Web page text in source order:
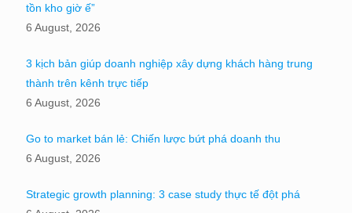
tồn kho giờ ế”
6 August, 2026
3 kịch bản giúp doanh nghiệp xây dựng khách hàng trung
thành trên kênh trực tiếp
6 August, 2026
Go to market bán lẻ: Chiến lược bứt phá doanh thu
6 August, 2026
Strategic growth planning: 3 case study thực tế đột phá